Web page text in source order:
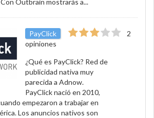
Outbrain mostrarás a...
PayClick
2
opiniones
¿Qué es PayClick? Red de
publicidad nativa muy
parecida a Adnow.
PayClick nació en 2010,
empezaron a trabajar en
Los anuncios nativos son